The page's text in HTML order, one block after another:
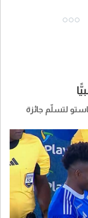
لتسلّم جائزة